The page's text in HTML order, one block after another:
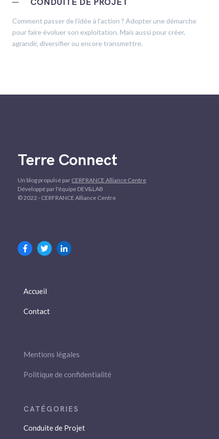
─ CONDUITE DE PROJET
Comment passer de l’idée à l’action ? Adopter une démarche
pour faire évoluer son exploitation. Mais aussi pour créer,
agrandir, diversifier ou encore transmettre.
Terre Connect
Un blog propulsé par CERFRANCE Alliance Centre
Développé par l'équipe DEV&LAB
© 2022 - CERFRANCE Alliance Centre
Accueil
Contact
Mentions légales
Politique de confidentialité
Conduite de Projet